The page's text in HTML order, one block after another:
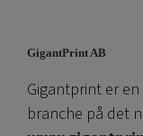
GigantPrint AB
Gigantprint er
branche på det